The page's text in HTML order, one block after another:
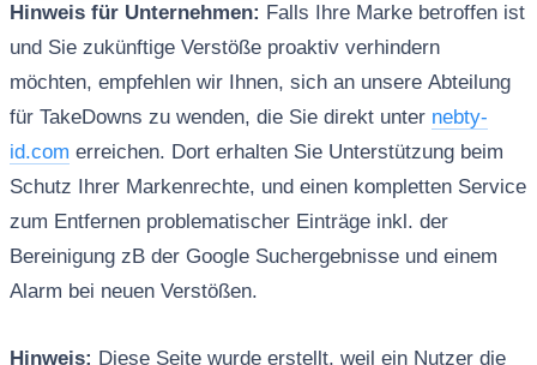
Hinweis für Unternehmen: Falls Ihre Marke betroffen ist
und Sie zukünftige Verstöße proaktiv verhindern
möchten, empfehlen wir Ihnen, sich an unsere Abteilung
für TakeDowns zu wenden, die Sie direkt unter nebty-
id.com erreichen. Dort erhalten Sie Unterstützung beim
Schutz Ihrer Markenrechte, und einen kompletten Service
zum Entfernen problematischer Einträge inkl. der
Bereinigung zB der Google Suchergebnisse und einem
Alarm bei neuen Verstößen.
Hinweis: Diese Seite wurde erstellt, weil ein Nutzer die